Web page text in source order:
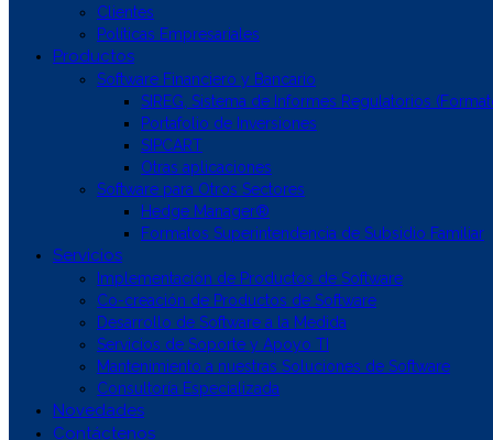
Clientes
Políticas Empresariales
Productos
Software Financiero y Bancario
SIREG, Sistema de Informes Regulatorios
Portafolio de Inversiones
SIPCART
Otras aplicaciones
Software para Otros Sectores
Hedge Manager®
Formatos Superintendencia de Subsidio Familiar
Servicios
Implementación de Productos de Software
Co-creación de Productos de Software
Desarrollo de Software a la Medida
Servicios de Soporte y Apoyo TI
Mantenimiento a nuestras Soluciones de Software
Consultoría Especializada
Novedades
Contáctenos